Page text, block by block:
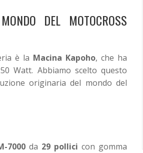
DEL MOTOCROSS
è la Macina Kapoho, che ha
Watt. Abbiamo scelto questo
originaria del mondo del
7000 da 29 pollici con gomma